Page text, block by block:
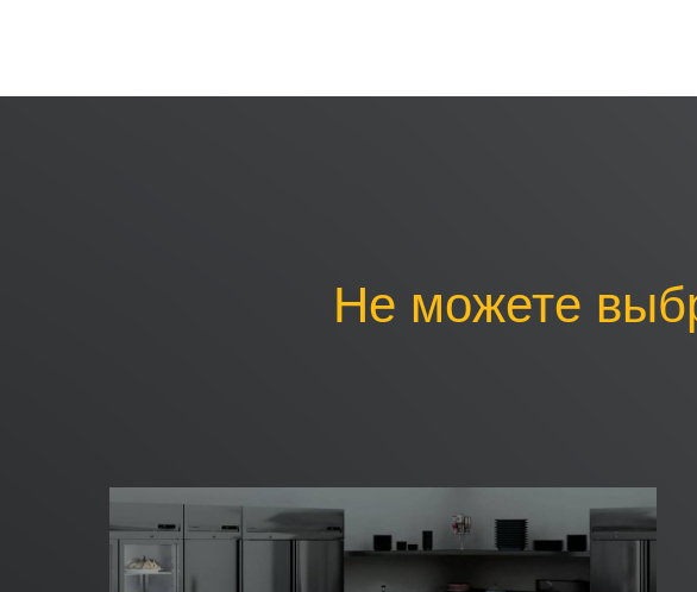
Не можете